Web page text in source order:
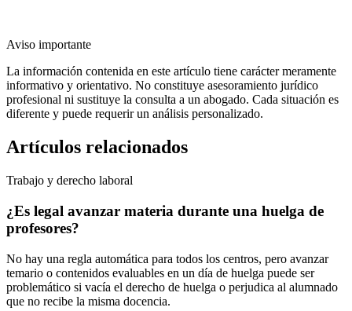
Aviso importante
La información contenida en este artículo tiene carácter meramente
informativo y orientativo. No constituye asesoramiento jurídico
profesional ni sustituye la consulta a un abogado. Cada situación es
diferente y puede requerir un análisis personalizado.
Artículos relacionados
Trabajo y derecho laboral
¿Es legal avanzar materia durante una huelga de
profesores?
No hay una regla automática para todos los centros, pero avanzar
temario o contenidos evaluables en un día de huelga puede ser
problemático si vacía el derecho de huelga o perjudica al alumnado
que no recibe la misma docencia.